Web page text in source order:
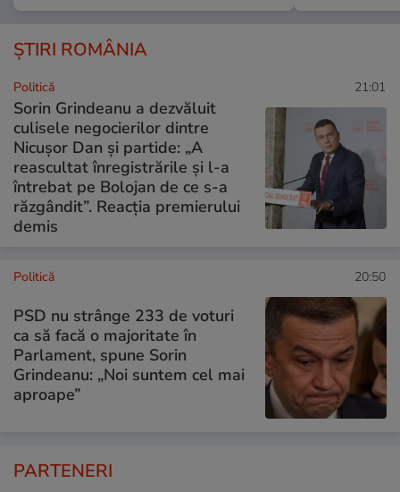
ȘTIRI ROMÂNIA
Politică 21:01
Sorin Grindeanu a dezvăluit
culisele negocierilor dintre
Nicușor Dan și partide: „A
reascultat înregistrările și l-a
întrebat pe Bolojan de ce s-a
răzgândit”. Reacția premierului
demis
Politică 20:50
PSD nu strânge 233 de voturi
ca să facă o majoritate în
Parlament, spune Sorin
Grindeanu: „Noi suntem cel mai
aproape”
PARTENERI